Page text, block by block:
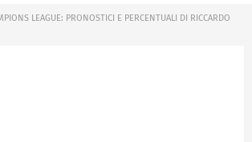
LEAGUE: PRONOSTICI E PERCENTUALI DI RICCARDO